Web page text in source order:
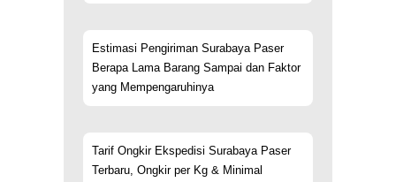
Estimasi Pengiriman Surabaya Paser
Berapa Lama Barang Sampai dan Faktor
yang Mempengaruhinya
Tarif Ongkir Ekspedisi Surabaya Paser
Terbaru, Ongkir per Kg & Minimal